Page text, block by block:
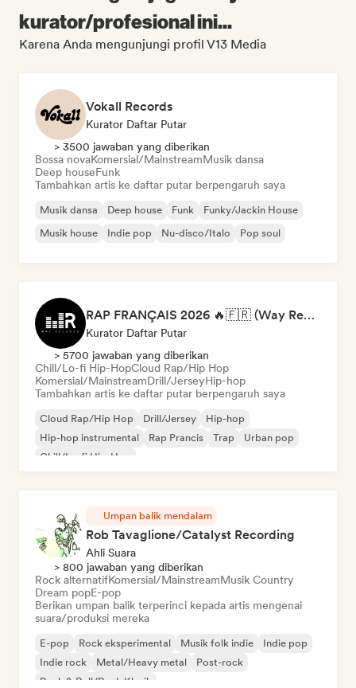
kurator/profesional ini...
Karena Anda mengunjungi profil V13 Media
Vokall Records
Kurator Daftar Putar
> 3500 jawaban yang diberikan
Bossa novaKomersial/MainstreamMusik dansa
Deep houseFunk
Tambahkan artis ke daftar putar berpengaruh saya
Musik dansa Deep house Funk
Funky/Jackin House
Musik house
Indie pop Nu-disco/Italo Pop soul
RAP FRANÇAIS 2026 🔥🇫🇷 (Way Records)
Kurator Daftar Putar
> 5700 jawaban yang diberikan
Chill/Lo-fi Hip-HopCloud Rap/Hip Hop
Komersial/MainstreamDrill/JerseyHip-hop
Tambahkan artis ke daftar putar berpengaruh saya
Cloud Rap/Hip Hop Drill/Jersey
Hip-hop
Hip-hop instrumental
Rap Prancis Trap
Urban pop
Chill/Lo-fi Hip-Hop
Umpan balik mendalam
Rob Tavaglione/Catalyst Recording
Ahli Suara
> 800 jawaban yang diberikan
Rock alternatifKomersial/MainstreamMusik Country
Dream popE-pop
Berikan umpan balik terperinci kepada artis mengenai
suara/produksi mereka
E-pop Rock eksperimental Musik folk indie
Indie pop
Indie rock
Metal/Heavy metal
Post-rock
Rock & Roll/Rock Klasik